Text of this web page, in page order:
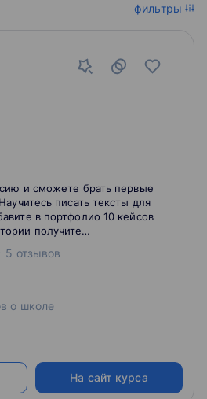
фильтры
5 отзывов
и сможете брать первые
писать тексты для
в портфолио 10 кейсов
получите
о школе
На сайт курса